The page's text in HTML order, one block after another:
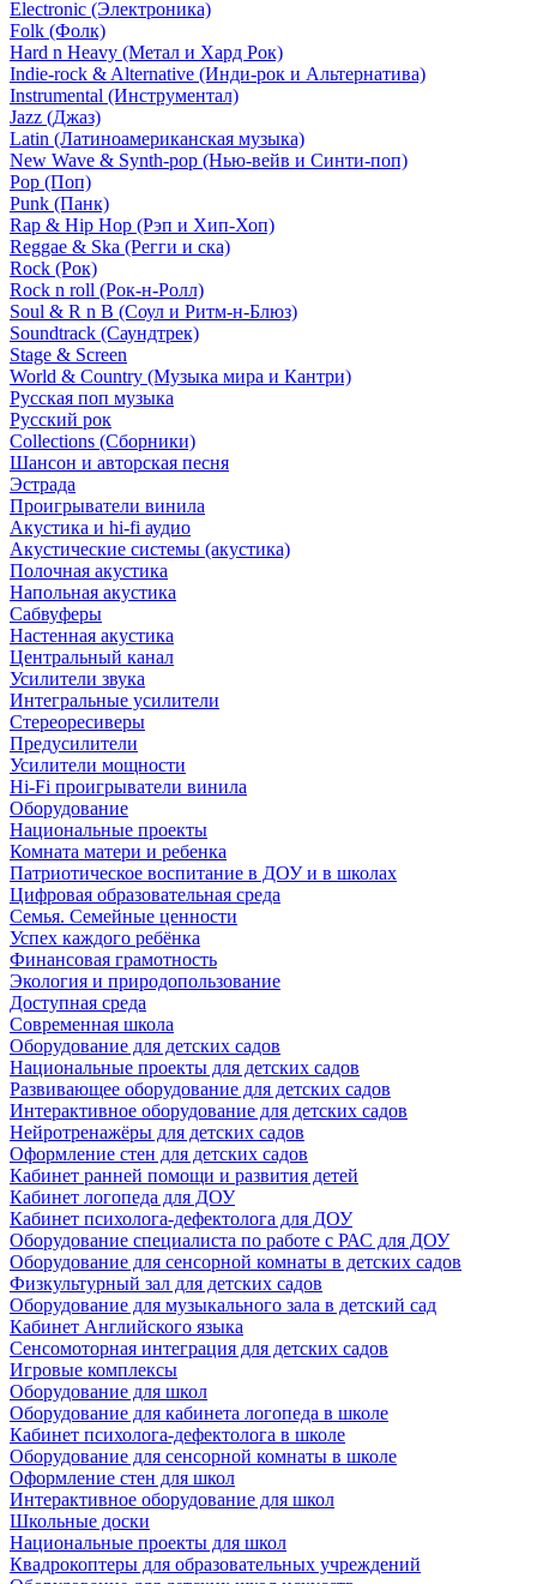
Electronic (Электроника)
Folk (Фолк)
Hard n Heavy (Метал и Хард Рок)
Indie-rock & Alternative (Инди-рок и Альтернатива)
Instrumental (Инструментал)
Jazz (Джаз)
Latin (Латиноамериканская музыка)
New Wave & Synth-pop (Нью-вейв и Синти-поп)
Pop (Поп)
Punk (Панк)
Rap & Hip Hop (Рэп и Хип-Хоп)
Reggae & Ska (Регги и ска)
Rock (Рок)
Rock n roll (Рок-н-Ролл)
Soul & R n B (Соул и Ритм-н-Блюз)
Soundtrack (Саундтрек)
Stage & Screen
World & Country (Музыка мира и Кантри)
Русская поп музыка
Русский рок
Сollections (Сборники)
Шансон и авторская песня
Эстрада
Проигрыватели винила
Акустика и hi-fi аудио
Акустические системы (акустика)
Полочная акустика
Напольная акустика
Сабвуферы
Настенная акустика
Центральный канал
Усилители звука
Интегральные усилители
Стереоресиверы
Предусилители
Усилители мощности
Hi-Fi проигрыватели винила
Оборудование
Национальные проекты
Комната матери и ребенка
Патриотическое воспитание в ДОУ и в школах
Цифровая образовательная среда
Семья. Семейные ценности
Успех каждого ребёнка
Финансовая грамотность
Экология и природопользование
Доступная среда
Современная школа
Оборудование для детских садов
Национальные проекты для детских садов
Развивающее оборудование для детских садов
Интерактивное оборудование для детских садов
Нейротренажёры для детских садов
Оформление стен для детских садов
Кабинет ранней помощи и развития детей
Кабинет логопеда для ДОУ
Кабинет психолога-дефектолога для ДОУ
Оборудование специалиста по работе с РАС для ДОУ
Оборудование для сенсорной комнаты в детских садов
Физкультурный зал для детских садов
Оборудование для музыкального зала в детский сад
Кабинет Английского языка
Сенсомоторная интеграция для детских садов
Игровые комплексы
Оборудование для школ
Оборудование для кабинета логопеда в школе
Кабинет психолога-дефектолога в школе
Оборудование для сенсорной комнаты в школе
Оформление стен для школ
Интерактивное оборудование для школ
Школьные доски
Национальные проекты для школ
Квадрокоптеры для образовательных учреждений